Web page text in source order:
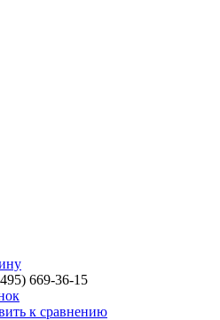
669-36-15
к сравнению